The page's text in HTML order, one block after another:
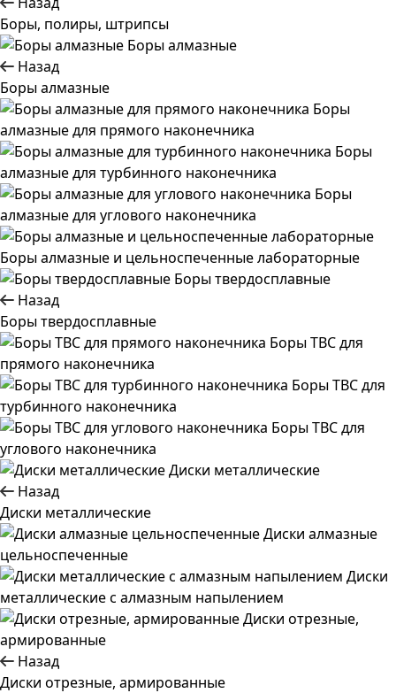
Боры, полиры, штрипсы
Боры алмазные
Назад
Боры алмазные
Боры
алмазные для прямого наконечника
Боры
алмазные для турбинного наконечника
Боры
алмазные для углового наконечника
Боры алмазные и цельноспеченные лабораторные
Боры твердосплавные
Назад
Боры твердосплавные
Боры ТВС для
прямого наконечника
Боры ТВС для
турбинного наконечника
Боры ТВС для
углового наконечника
Диски металлические
Назад
Диски металлические
Диски алмазные
цельноспеченные
Диски
металлические с алмазным напылением
Диски отрезные,
армированные
Назад
Диски отрезные, армированные